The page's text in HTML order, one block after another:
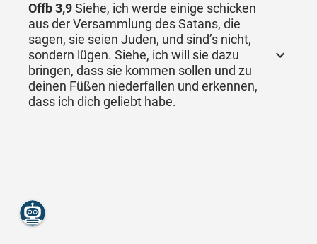
Offb 3,9Siehe, ich werde einige schicken
aus der Versammlung des Satans, die
sagen, sie seien Juden, und sind’s nicht,
sondern lügen. Siehe, ich will sie dazu
bringen, dass sie kommen sollen und zu
deinen Füßen niederfallen und erkennen,
dass ich dich geliebt habe.